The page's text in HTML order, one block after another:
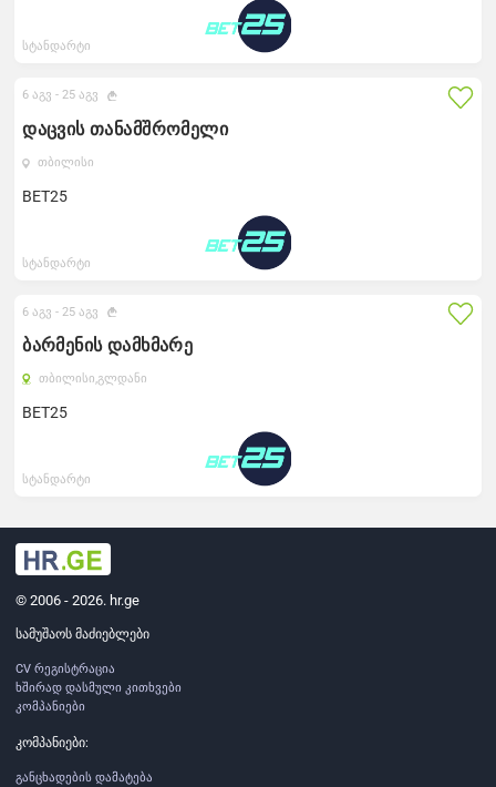
სტანდარტი
დაცვის თანამშრომელი
თბილისი
BET25
6 აგვ -25 აგვ
სტანდარტი
ბარმენის დამხმარე
თბილისი,გლდანი
BET25
6 აგვ -25 აგვ
სტანდარტი
© 2006 - 2026. hr.ge
სამუშაოს მაძიებლები
CV რეგისტრაცია
ხშირად დასმული კითხვები
კომპანიები
კომპანიები:
განცხადების დამატება